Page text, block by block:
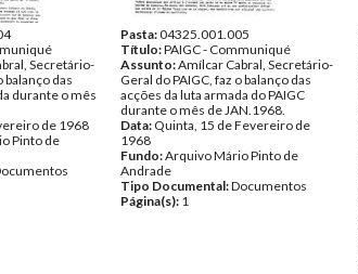
Secretário-
balanço das
durante o mês
de 1968
Pinto de
Pasta:04325.001.005
Título:PAIGC - Communiqué
Assunto:Amílcar Cabral, Secretário-
Geral do PAIGC, faz o balanço das
acções da luta armada do PAIGC
durante o mês de JAN.1968.
Data: Quinta, 15 de Fevereiro de
1968
Fundo:Arquivo Mário Pinto de
Andrade
Tipo Documental:Documentos
Página(s): 1